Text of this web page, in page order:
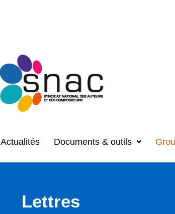
Actualités Documents & outils
Lettres